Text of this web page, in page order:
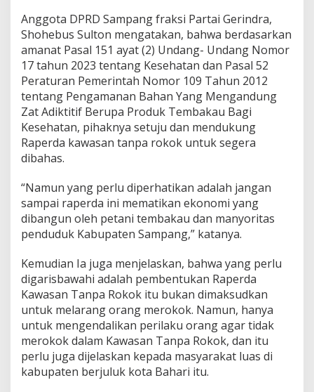
Anggota DPRD Sampang fraksi Partai Gerindra,
Shohebus Sulton mengatakan, bahwa berdasarkan
amanat Pasal 151 ayat (2) Undang- Undang Nomor
17 tahun 2023 tentang Kesehatan dan Pasal 52
Peraturan Pemerintah Nomor 109 Tahun 2012
tentang Pengamanan Bahan Yang Mengandung
Zat Adiktitif Berupa Produk Tembakau Bagi
Kesehatan, pihaknya setuju dan mendukung
Raperda kawasan tanpa rokok untuk segera
dibahas.
“Namun yang perlu diperhatikan adalah jangan
sampai raperda ini mematikan ekonomi yang
dibangun oleh petani tembakau dan manyoritas
penduduk Kabupaten Sampang,” katanya.
Kemudian Ia juga menjelaskan, bahwa yang perlu
digarisbawahi adalah pembentukan Raperda
Kawasan Tanpa Rokok itu bukan dimaksudkan
untuk melarang orang merokok. Namun, hanya
untuk mengendalikan perilaku orang agar tidak
merokok dalam Kawasan Tanpa Rokok, dan itu
perlu juga dijelaskan kepada masyarakat luas di
kabupaten berjuluk kota Bahari itu.